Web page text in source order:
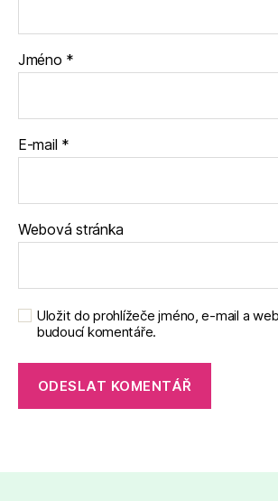
Jméno *
E-mail *
Webová stránka
Uložit do prohlížeče jméno, e-mail a
budoucí komentáře.